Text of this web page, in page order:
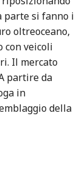
parte si fanno i
oltreoceano,
con veicoli
Il mercato
partire da
in
della